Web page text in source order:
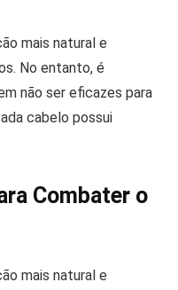
mais natural e
No entanto, é
não ser eficazes para
cabelo possui
Combater o
mais natural e